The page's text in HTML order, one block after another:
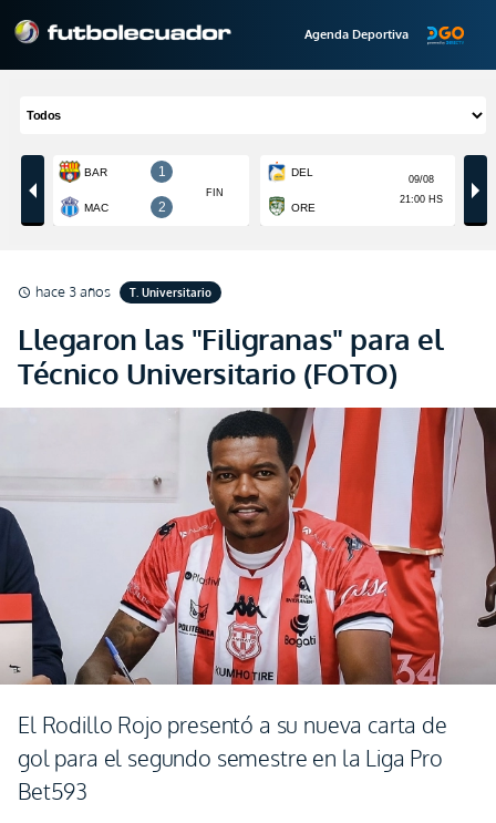
Agenda Deportiva
schedule hace 3 años T. Universitario
Llegaron las "Filigranas" para el
Técnico Universitario (FOTO)
El Rodillo Rojo presentó a su nueva carta de
gol para el segundo semestre en la Liga Pro
Bet593